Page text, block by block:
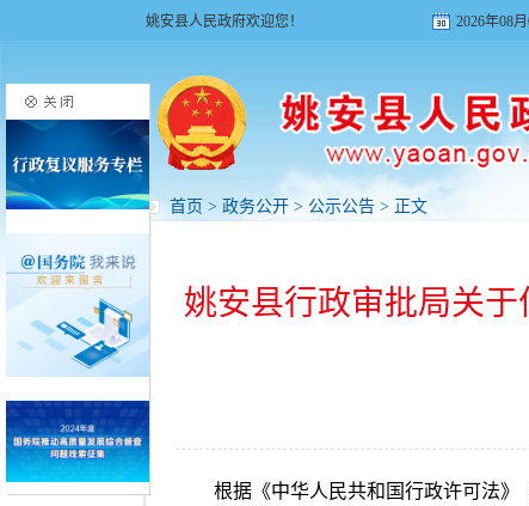
姚安县人民政府欢迎您！ 2026年08
首页 > 政务公开 > 公示公告 > 正文
姚安县行政审批局关
根据《中华人民共和国行政许可法